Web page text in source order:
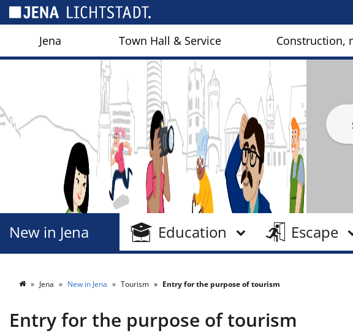
Jena Town Hall & Service Construction,
Education Escape
New in Jena
Jena New in Jena Tourism Entry for the purpose of tourism
Entry for the purpose of tourism
Cookies management panel